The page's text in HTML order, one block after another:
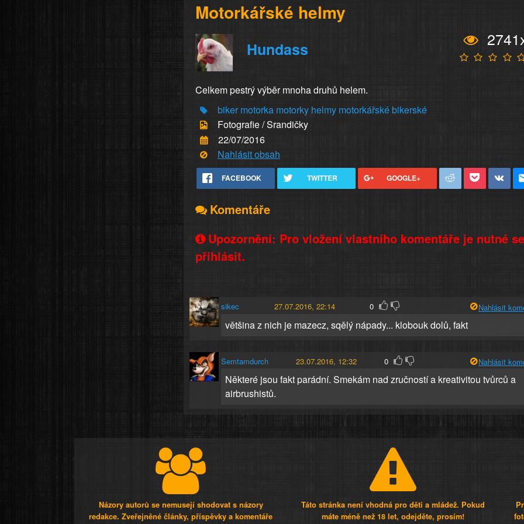
Motorkářské helmy
Hundass
Celkem pestrý výběr mnoha druhů helem.
biker motorka motorky helmy motorkářskébikerské
Fotografie / Srandičky
22/07/2016
Nahlásit obsah
FACEBOOK TWITTER GOOGLE+
Komentáře
Upozornění: Pro vložení vlastního komentáře je nutné se
přihlásit.
sikec 27.07.2016, 22:14 0 Nahlásit
většina z nich je mazecz, sqělý nápady... klobouk dolů, fakt
Semtamdurch 23.07.2016, 12:32 0 Nahlásit
Některé jsou fakt parádní. Smekám nad zručností a kreativitou tvůrců a
airbrushistů.
Názory autorů se nemusejí shodovat s názory
redakce. Zveřejněné články, příspěvky a komentáře
Táto stránka není vhodná pro děti a mládež. Pokud
máte méně než 18 let, odejděte, prosím!